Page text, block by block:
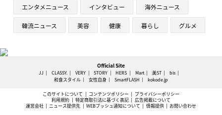
エンタメニュース インタビュー 海外ニュース
韓流ニュース 美容 健康 暮らし グルメ
Official Site
JJ CLASSY. VERY STORY HERS Mart 美ST
bis
和食スタイル
女性自身 SmartFLASH kokode.jp
このサイトについて コンテンツポリシー
プライバシーポリシー
利用規約
特定商取引法に基づく表記
広告掲載について
運営会社
ニュース提供先 WEBプッシュ通知について 情報提供 お問い合わせ